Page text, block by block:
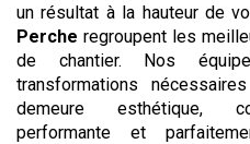
un résultat à la hauteur de
Perche regroupent les
de chantier. Nos
transformations
demeure esthétique,
performante et